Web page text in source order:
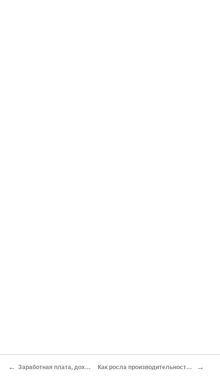
← Заработная плата, доходы и потребление Как росла производительность сельского хозяйства? →